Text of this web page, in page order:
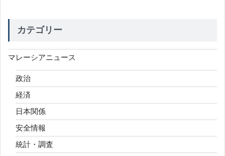
カテゴリー
マレーシアニュース
政治
経済
日本関係
安全情報
統計・調査